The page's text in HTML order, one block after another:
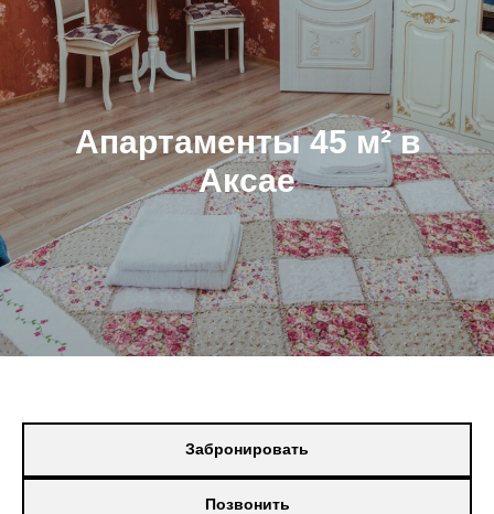
Апартаменты 45 м² в
Аксае
Забронировать
Позвонить